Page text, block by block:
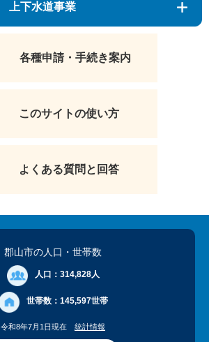
上下水道事業
各種申請・手続き案内
このサイトの使い方
よくある質問と回答
郡山市の人口 ・世帯数
人口： 314,828人
世帯数： 145,597世帯
令和8年7月1日現在 統計情報